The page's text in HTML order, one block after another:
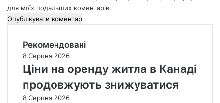
для моїх подальших коментарів.
Рекомендовані
8 Серпня 2026
Ціни на оренду житла в Канаді
продовжують знижуватися
8 Серпня 2026